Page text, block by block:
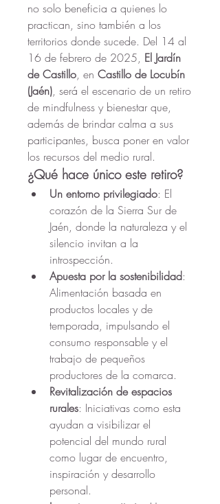
no solo beneficia a quienes lo
practican, sino también a los
territorios donde sucede. Del 14 al
16 de febrero de 2025, El Jardín
de Castillo, en Castillo de Locubín
(Jaén), será el escenario de un retiro
de mindfulness y bienestar que,
además de brindar calma a sus
participantes, busca poner en valor
los recursos del medio rural.
¿Qué hace único este retiro?
Un entorno privilegiado: El
corazón de la Sierra Sur de
Jaén, donde la naturaleza y el
silencio invitan a la
introspección.
Apuesta por la sostenibilidad:
Alimentación basada en
productos locales y de
temporada, impulsando el
consumo responsable y el
trabajo de pequeños
productores de la comarca.
Revitalización de espacios
rurales: Iniciativas como esta
ayudan a visibilizar el
potencial del mundo rural
como lugar de encuentro,
inspiración y desarrollo
personal.